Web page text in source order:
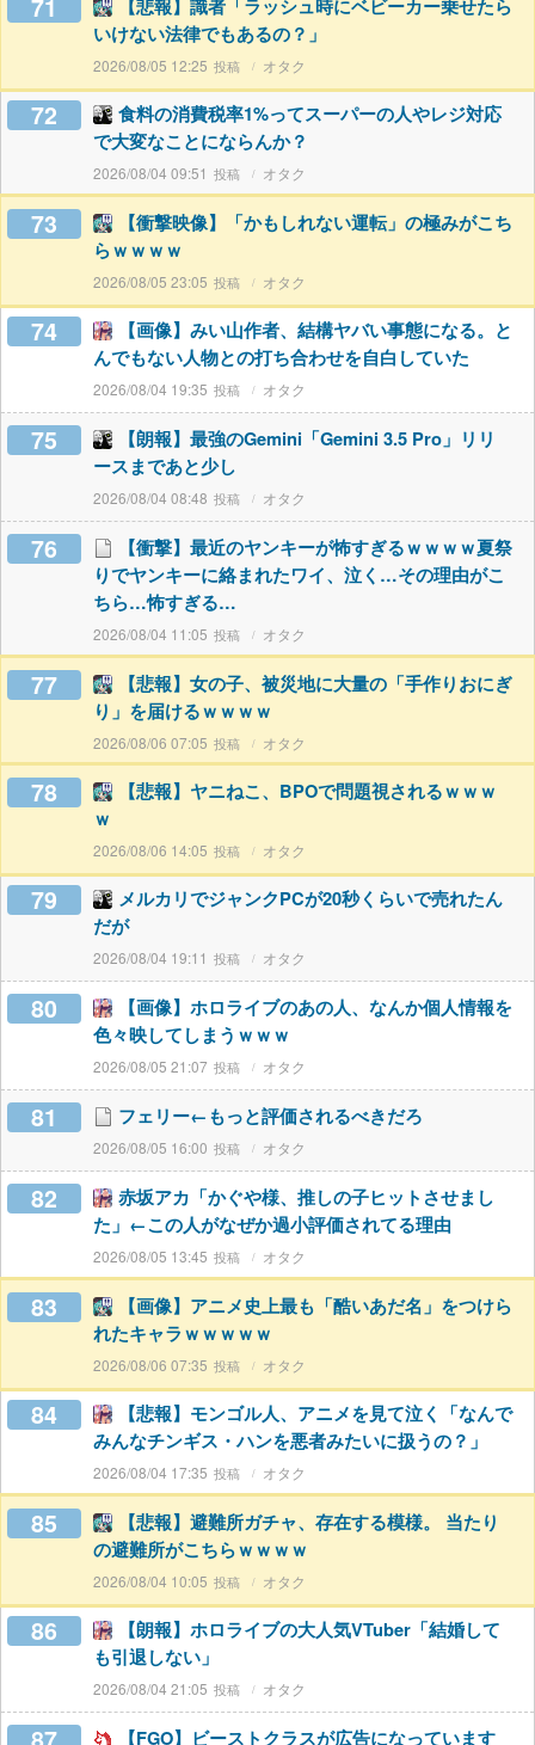
71
【悲報】識者「ラッシュ時にベビーカー乗せたら
いけない法律でもあるの？」
2026/08/05 12:25 オタク
72
食料の消費税率1%ってスーパーの人やレジ対応
で大変なことにならんか？
2026/08/04 09:51 オタク
73
【衝撃映像】「かもしれない運転」の極みがこち
らｗｗｗｗ
2026/08/05 23:05 オタク
74
【画像】みい山作者、結構ヤバい事態になる。と
んでもない人物との打ち合わせを自白していた
2026/08/04 19:35 オタク
75
【朗報】最強のGemini「Gemini 3.5 Pro」リリ
ースまであと少し
2026/08/04 08:48 オタク
76
【衝撃】最近のヤンキーが怖すぎるｗｗｗｗ夏祭
りでヤンキーに絡まれたワイ、泣く…その理由がこ
ちら…怖すぎる…
2026/08/04 11:05 オタク
77
【悲報】女の子、被災地に大量の「手作りおにぎ
り」を届けるｗｗｗｗ
2026/08/06 07:05 オタク
78
【悲報】ヤニねこ、BPOで問題視されるｗｗｗ
ｗ
2026/08/06 14:05 オタク
79
メルカリでジャンクPCが20秒くらいで売れたん
だが
2026/08/04 19:11 オタク
80
【画像】ホロライブのあの人、なんか個人情報を
色々映してしまうｗｗｗ
2026/08/05 21:07 オタク
81 フェリー←もっと評価されるべきだろ
2026/08/05 16:00 オタク
82
赤坂アカ「かぐや様、推しの子ヒットさせまし
た」←この人がなぜか過小評価されてる理由
2026/08/05 13:45 オタク
83
【画像】アニメ史上最も「酷いあだ名」をつけら
れたキャラｗｗｗｗｗ
2026/08/06 07:35 オタク
84
【悲報】モンゴル人、アニメを見て泣く「なんで
みんなチンギス・ハンを悪者みたいに扱うの？」
2026/08/04 17:35 オタク
85
【悲報】避難所ガチャ、存在する模様。 当たり
の避難所がこちらｗｗｗｗ
2026/08/04 10:05 オタク
86
【朗報】ホロライブの大人気VTuber「結婚して
も引退しない」
2026/08/04 21:05 オタク
【FGO】ビーストクラスが広告になっています